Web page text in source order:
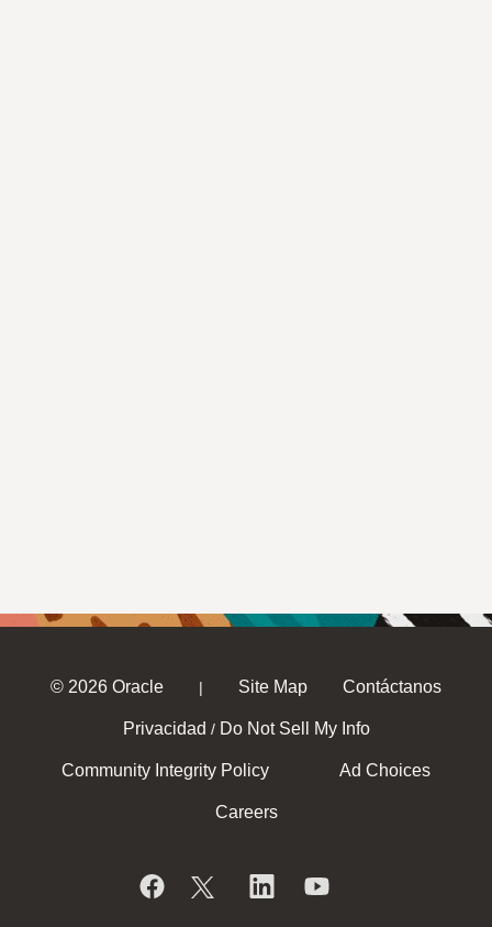
© 2026 Oracle | Site Map Contáctanos
Privacidad / Do Not Sell My Info
Community Integrity Policy Ad Choices
Careers